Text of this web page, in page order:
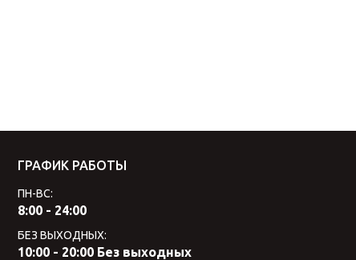
ГРАФИК РАБОТЫ
ПН-ВС:
8:00 - 24:00
БЕЗ ВЫХОДНЫХ:
10:00 - 20:00 Без выходных